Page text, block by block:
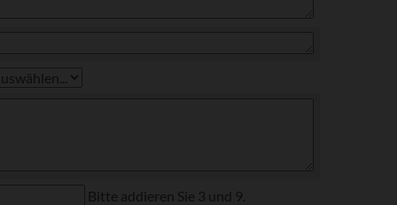
Bitte addieren Sie 3 und 9.